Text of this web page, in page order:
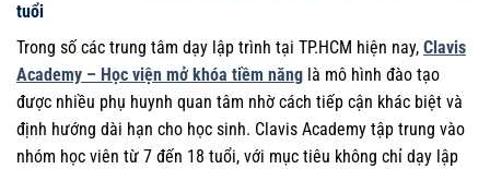
tuổi
Trong số các trung tâm dạy lập trình tại TP.HCM hiện nay, Clavis
Academy – Học viện mở khóa tiềm năng là mô hình đào tạo
được nhiều phụ huynh quan tâm nhờ cách tiếp cận khác biệt và
định hướng dài hạn cho học sinh. Clavis Academy tập trung vào
nhóm học viên từ 7 đến 18 tuổi, với mục tiêu không chỉ dạy lập